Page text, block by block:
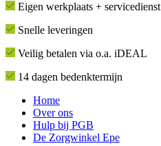
Eigen werkplaats + servicedienst
Snelle leveringen
Veilig betalen via o.a. iDEAL
14 dagen bedenktermijn
Home
Over ons
Hulp bij PGB
De Zorgwinkel Epe